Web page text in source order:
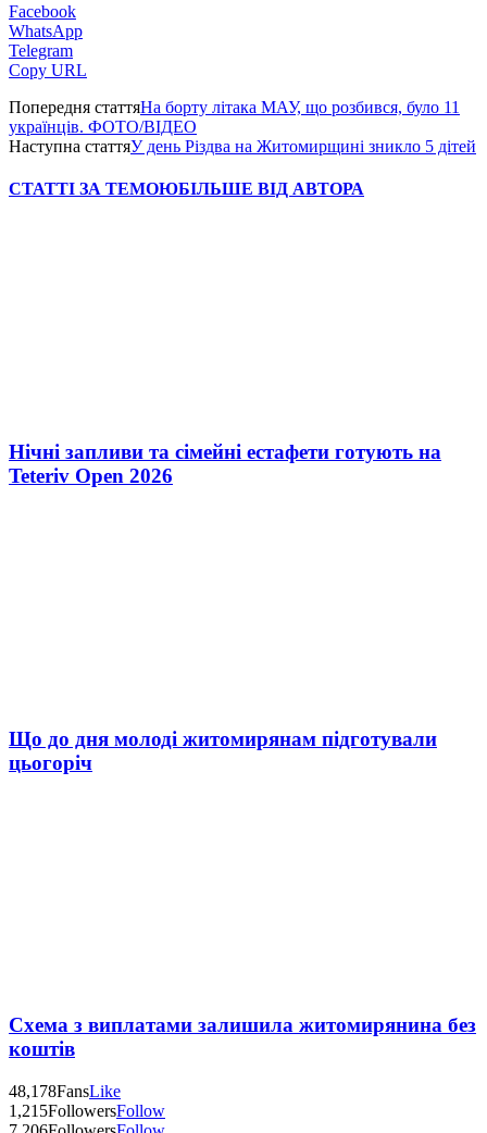
Facebook
WhatsApp
Telegram
Copy URL
Попередня статтяНа борту літака МАУ, що розбився, було 11
українців. ФОТО/ВІДЕО
Наступна статтяУ день Різдва на Житомирщині зникло 5 дітей
СТАТТІ ЗА ТЕМОЮБІЛЬШЕ ВІД АВТОРА
Нічні запливи та сімейні естафети готують на
Teteriv Open 2026
Що до дня молоді житомирянам підготували
цьогоріч
Схема з виплатами залишила житомирянина без
коштів
48,178FansLike
1,215FollowersFollow